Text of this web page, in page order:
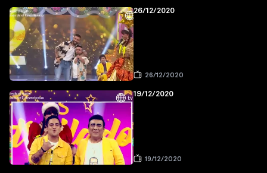
26/12/2020
26/12/2020
19/12/2020
19/12/2020